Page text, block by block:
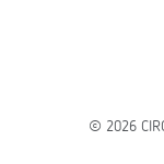
© 2026